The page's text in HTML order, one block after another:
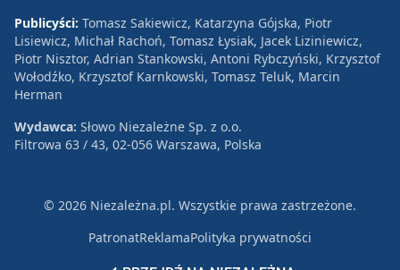
Publicyści: Tomasz Sakiewicz, Katarzyna Gójska, Piotr
Lisiewicz, Michał Rachoń, Tomasz Łysiak, Jacek Liziniewicz,
Piotr Nisztor, Adrian Stankowski, Antoni Rybczyński, Krzysztof
Wołodźko, Krzysztof Karnkowski, Tomasz Teluk, Marcin
Herman
Wydawca: Słowo Niezależne Sp. z o.o.
Filtrowa 63 / 43, 02-056 Warszawa, Polska
© 2026 Niezależna.pl. Wszystkie prawa zastrzeżone.
PatronatReklamaPolityka prywatności